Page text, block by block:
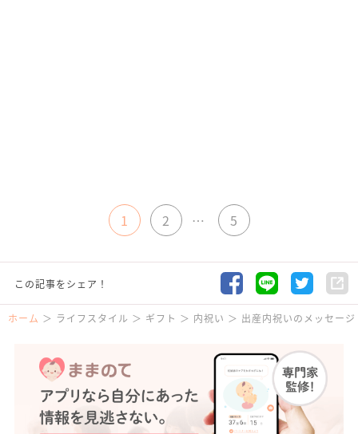
1 2 … 5
この記事をシェア！
ホーム ライフスタイル ギフト 内祝い 出産内祝いのメッセー